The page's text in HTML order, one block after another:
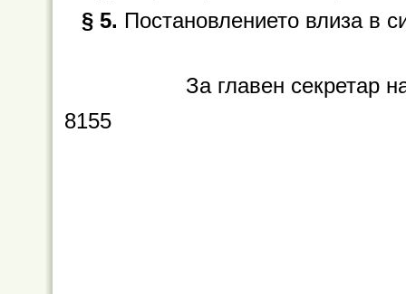
§ 5. Постановлението влиза в
За главен секретар
8155